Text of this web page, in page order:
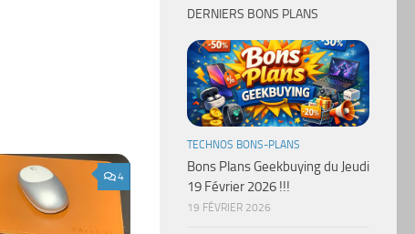
4
DERNIERS BONS PLANS
TECHNOS BONS-PLANS
Bons Plans Geekbuying du Jeudi
19 Février 2026 !!!
19 FÉVRIER 2026